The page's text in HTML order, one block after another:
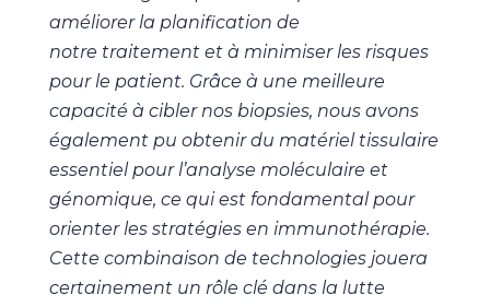
améliorer la planification de
notre traitement et à minimiser les risques
pour le patient. Grâce à une meilleure
capacité à cibler nos biopsies, nous avons
également pu obtenir du matériel tissulaire
essentiel pour l’analyse moléculaire et
génomique, ce qui est fondamental pour
orienter les stratégies en immunothérapie.
Cette combinaison de technologies jouera
certainement un rôle clé dans la lutte